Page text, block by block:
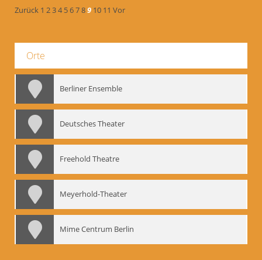
Zurück 1 234 56789 10 11 Vor
Orte
Berliner Ensemble
Deutsches Theater
Freehold Theatre
Meyerhold-Theater
Mime Centrum Berlin